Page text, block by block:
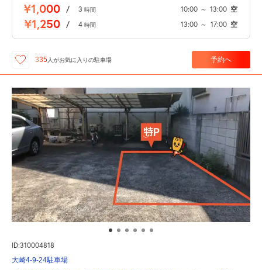
¥1,000 / 3 時間 10:00 ～ 13:00 空
¥1,250 / 4 時間 13:00 ～ 17:00 空
335人がお気に入りの駐車場 予約へ
ID:310004818
大崎4-9-24駐車場